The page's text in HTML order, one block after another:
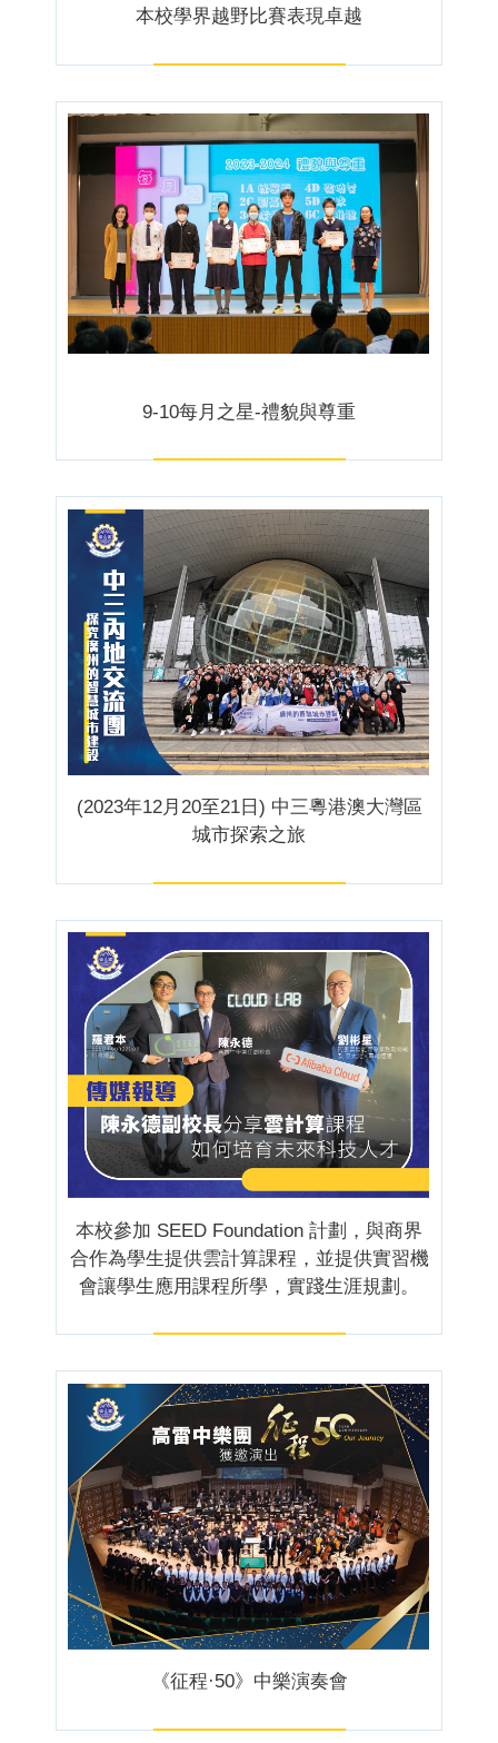
本校學界越野比賽表現卓越
9-10每月之星-禮貌與尊重
(2023年12月20至21日) 中三粵港澳大灣區
城市探索之旅
本校參加 SEED Foundation 計劃，與商界
合作為學生提供雲計算課程，並提供實習機
會讓學生應用課程所學，實踐生涯規劃。
《征程·50》中樂演奏會